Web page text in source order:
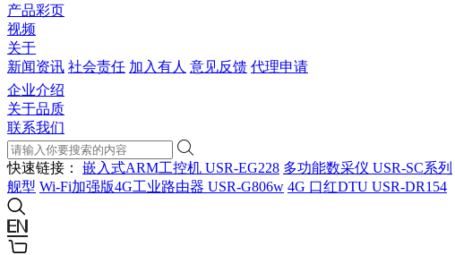
产品彩页
视频
关于
新闻资讯 社会责任 加入有人 意见反馈 代理申请
企业介绍
关于品质
联系我们
快速链接： 嵌入式ARM工控机 USR-EG228 多功能数采仪 USR-SC系列
舰型 Wi-Fi加强版4G工业路由器 USR-G806w 4G 口红DTU USR-DR154